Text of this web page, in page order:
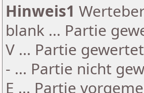
Hinweis1
blank ... Partie
V ... Partie
- ... Partie nicht
E ... Partie